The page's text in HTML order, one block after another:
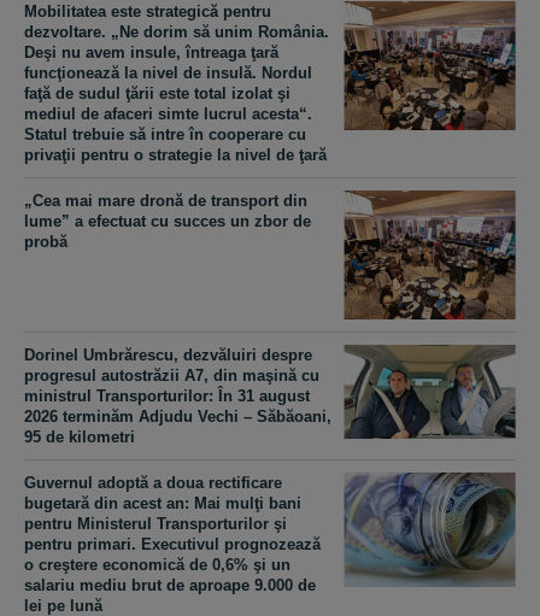
Mobilitatea este strategică pentru
dezvoltare. „Ne dorim să unim România.
Deşi nu avem insule, întreaga ţară
funcţionează la nivel de insulă. Nordul
faţă de sudul ţării este total izolat şi
mediul de afaceri simte lucrul acesta“.
Statul trebuie să intre în cooperare cu
privaţii pentru o strategie la nivel de ţară
„Cea mai mare dronă de transport din
lume” a efectuat cu succes un zbor de
probă
Dorinel Umbrărescu, dezvăluiri despre
progresul autostrăzii A7, din maşină cu
ministrul Transporturilor: În 31 august
2026 terminăm Adjudu Vechi – Săbăoani,
95 de kilometri
Guvernul adoptă a doua rectificare
bugetară din acest an: Mai mulţi bani
pentru Ministerul Transporturilor şi
pentru primari. Executivul prognozează
o creştere economică de 0,6% şi un
salariu mediu brut de aproape 9.000 de
lei pe lună